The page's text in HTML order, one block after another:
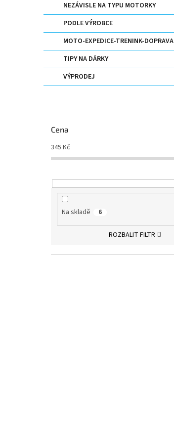
NEZÁVISLE NA TYPU MOTORKY
PODLE VÝROBCE
MOTO-EXPEDICE-TRENINK-DOPRAVA
TIPY NA DÁRKY
VÝPRODEJ
Cena
345 Kč
Na skladě 6
ROZBALIT FILTR